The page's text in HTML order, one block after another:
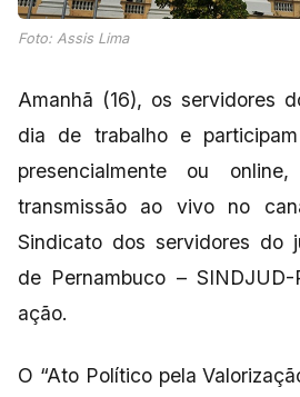
Foto: Assis Lima
Amanhã (16), os servidores
dia de trabalho e
presencialmente ou
transmissão ao vivo no
Sindicato dos servidores do
de Pernambuco –
ação.
O “Ato Político pela